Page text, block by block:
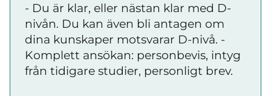
- Du är klar, eller nästan klar med D-
nivån. Du kan även bli antagen om
dina kunskaper motsvarar D-nivå. -
Komplett ansökan: personbevis, intyg
från tidigare studier, personligt brev.